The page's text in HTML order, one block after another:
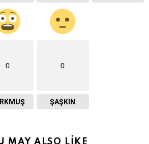
0 0
ŞAŞKIN
MAY ALSO LIKE